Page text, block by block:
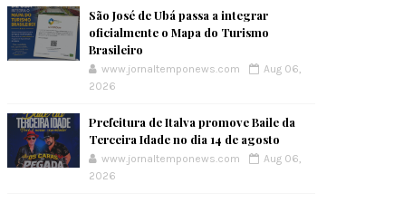
São José de Ubá passa a integrar
oficialmente o Mapa do Turismo
Brasileiro
www.jornaltemponews.com
Aug 06,
2026
Prefeitura de Italva promove Baile da
Terceira Idade no dia 14 de agosto
www.jornaltemponews.com
Aug 06,
2026